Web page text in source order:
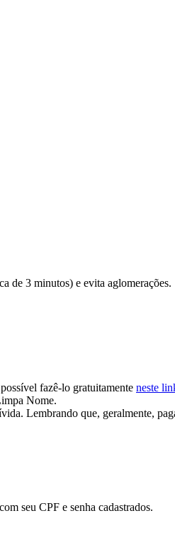
de 3 minutos) e evita aglomerações.
fazê-lo gratuitamente neste
Nome.
Lembrando que, geralmente,
seu CPF e senha cadastrados.